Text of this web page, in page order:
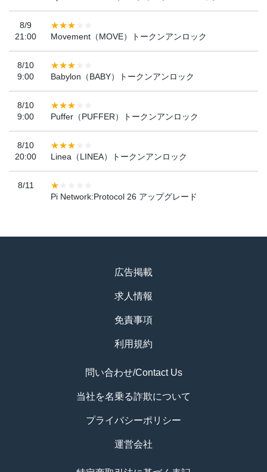
8/9
21:00
Movement（MOVE）トークンアンロック
8/10
9:00
Babylon（BABY）トークンアンロック
8/10
9:00
Puffer（PUFFER）トークンアンロック
8/10
20:00
Linea（LINEA）トークンアンロック
8/11
Pi Network:Protocol 26 アップグレード
広告掲載
求人情報
免責事項
利用規約
問い合わせ/Contact Us
当社を名乗る詐欺について
プライバシーポリシー
運営会社